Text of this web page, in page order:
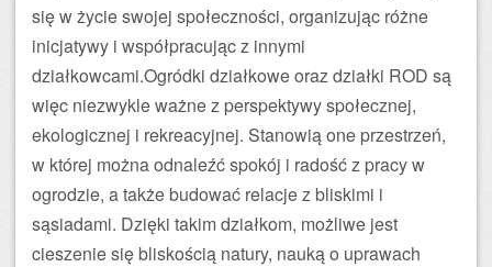
się w życie swojej społeczności, organizując różne
inicjatywy i współpracując z innymi
działkowcami.Ogródki działkowe oraz działki ROD są
więc niezwykle ważne z perspektywy społecznej,
ekologicznej i rekreacyjnej. Stanowią one przestrzeń,
w której można odnaleźć spokój i radość z pracy w
ogrodzie, a także budować relacje z bliskimi i
sąsiadami. Dzięki takim działkom, możliwe jest
cieszenie się bliskością natury, nauką o uprawach